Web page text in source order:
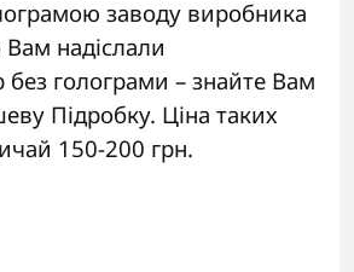
заводу виробника
надіслали
голограми – знайте Вам
Підробку. Ціна таких
150-200 грн.